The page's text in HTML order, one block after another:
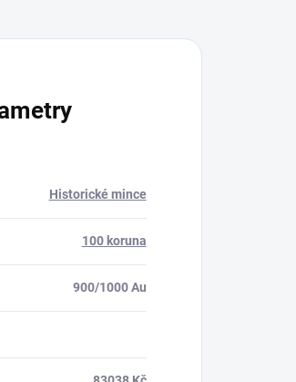
Historické mince
100 koruna
900/1000 Au